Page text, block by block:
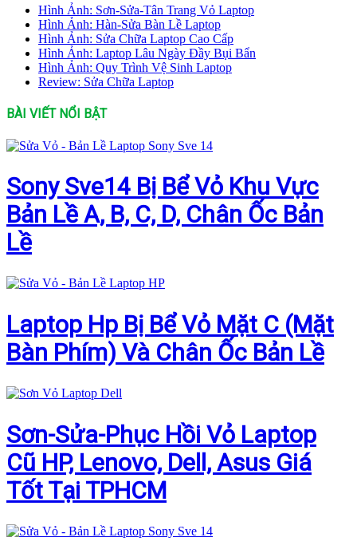
Hình Ảnh: Sơn-Sửa-Tân Trang Vỏ Laptop
Hình Ảnh: Hàn-Sửa Bàn Lề Laptop
Hình Ảnh: Sửa Chữa Laptop Cao Cấp
Hình Ảnh: Laptop Lâu Ngày Đầy Bụi Bẩn
Hình Ảnh: Quy Trình Vệ Sinh Laptop
Review: Sửa Chữa Laptop
BÀI VIẾT NỔI BẬT
Sony Sve14 Bị Bể Vỏ Khu Vực
Bản Lề A, B, C, D, Chân Ốc Bản
Lề
Laptop Hp Bị Bể Vỏ Mặt C (Mặt
Bàn Phím) Và Chân Ốc Bản Lề
Sơn-Sửa-Phục Hồi Vỏ Laptop
Cũ HP, Lenovo, Dell, Asus Giá
Tốt Tại TPHCM